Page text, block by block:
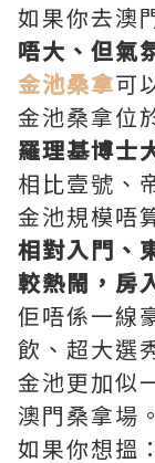
如果你去澳
唔大、但氣
金池桑拿可
金池桑拿位
羅理基博士
相比壹號、
金池規模唔
相對入門、
較熱鬧，房
佢唔係一線
飲、超大選
金池更加似
澳門桑拿場。
如果你想搵：